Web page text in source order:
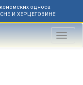
односа
И ХЕРЦЕГОВИНЕ
Toggle